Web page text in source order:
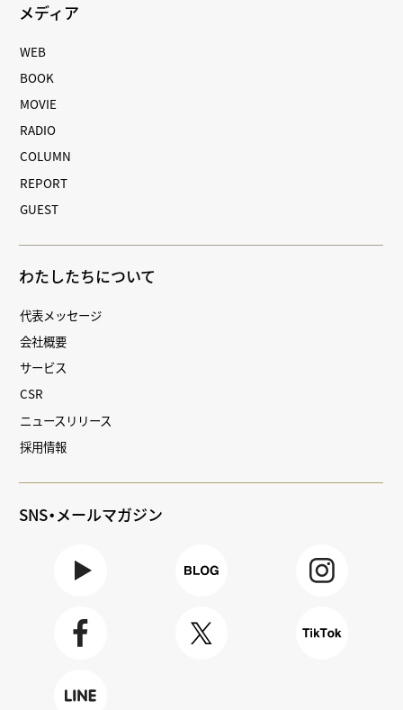
メディア
WEB
BOOK
MOVIE
RADIO
COLUMN
REPORT
GUEST
わたしたちについて
代表メッセージ
会社概要
サービス
CSR
ニュースリリース
採用情報
SNS・メールマガジン